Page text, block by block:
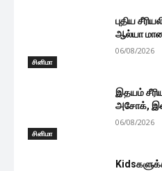
சினிமா
புதிய
ஆல்யா
06/08/2026
சினிமா
இதயம்
அசோக்,
06/08/2026